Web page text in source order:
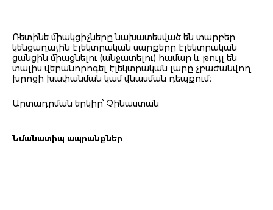
Ռետինե միակցիչները նախատեսված են տարբեր
կենցաղային էլեկտրական սարքերը էլեկտրական
ցանցին միացնելու (անջատելու) համար և թույլ են
տալիս վերանորոգել էլեկտրական լարը չբաժանվող
խրոցի խափանման կամ վնասման դեպքում։
Արտադրման երկիր՝ Չինաստան
Նմանատիպ ապրանքներ